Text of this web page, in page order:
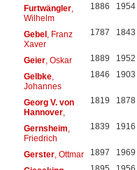
Furtwängler,
Wilhelm
1886 1954
Gebel, Franz
Xaver
1787 1843
Geier, Oskar 1889 1952
Gelbke,
Johannes
1846 1903
Georg V. von
Hannover,
1819 1878
Gernsheim
Friedrich
1839 1916
Gerster, Ottmar 1897 1969